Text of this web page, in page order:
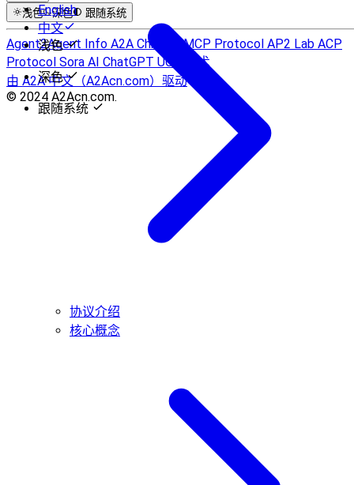
协议介绍
核心概念
English
中文
浅色 深色 跟随系统
浅色
深色
跟随系统
Agent2Agent Info A2A ChineseMCP Protocol AP2 Lab ACP
Protocol Sora AI ChatGPT UCP 技术
由 A2A 中文（A2Acn.com）驱动
© 2024 A2Acn.com.